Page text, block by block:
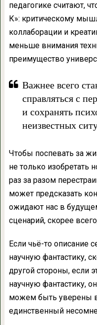
педагогике считают,
К»: критическому
коллаборации и
меньше внимания
преимущество
Важнее всего
справляться с
и сохранять
неизвестных
Чтобы поспевать за
не только изобретать
раз за разом
может предсказать
ожидают нас в
сценарий, скорее
Если чьё-то описание
научную фантастику,
другой стороны, если
научную фантастику,
можем быть уверены
единственный